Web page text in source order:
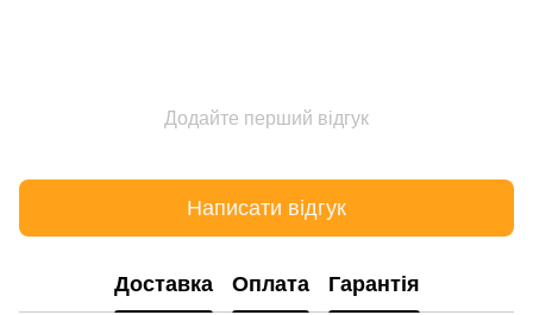
Додайте перший відгук
Написати відгук
Доставка Оплата Гарантія